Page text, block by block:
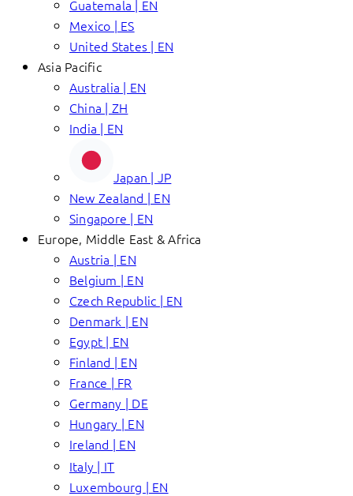
Guatemala | EN
Mexico | ES
United States | EN
Asia Pacific
Australia | EN
China | ZH
India | EN
Japan | JP
New Zealand | EN
Singapore | EN
Europe, Middle East & Africa
Austria | EN
Belgium | EN
Czech Republic | EN
Denmark | EN
Egypt | EN
Finland | EN
France | FR
Germany | DE
Hungary | EN
Ireland | EN
Italy | IT
Luxembourg | EN